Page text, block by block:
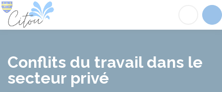
Conflits du travail dans le
secteur privé